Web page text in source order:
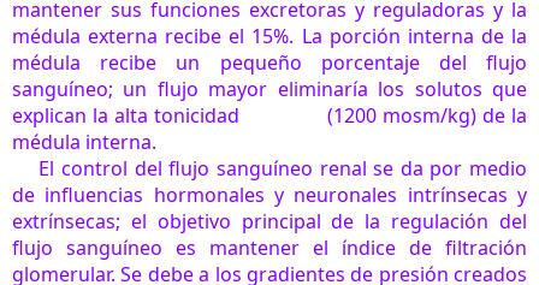
mantener sus funciones excretoras y reguladoras y la
médula externa recibe el 15%. La porción interna de la
médula recibe un pequeño porcentaje del flujo
sanguíneo; un flujo mayor eliminaría los solutos que
explican la alta tonicidad (1200 mosm/kg) de la
médula interna.
El control del flujo sanguíneo renal se da por medio
de influencias hormonales y neuronales intrínsecas y
extrínsecas; el objetivo principal de la regulación del
flujo sanguíneo es mantener el índice de filtración
glomerular.Se debe a los gradientes de presión creados